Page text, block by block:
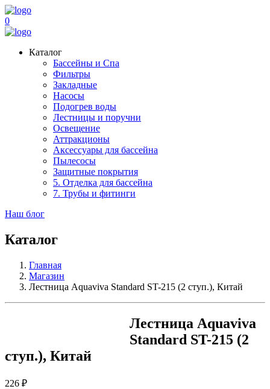
0
Каталог
Бассейны и Спа
Фильтры
Закладные
Насосы
Подогрев воды
Лестницы и поручни
Освещение
Аттракционы
Аксессуары для бассейна
Пылесосы
Защитные покрытия
5. Отделка для бассейна
7. Трубы и фитинги
Наш блог
Каталог
Главная
Магазин
Лестница Aquaviva Standard ST-215 (2 ступ.), Китай
Лестница Aquaviva
Standard ST-215 (2
ступ.), Китай
226 ₽